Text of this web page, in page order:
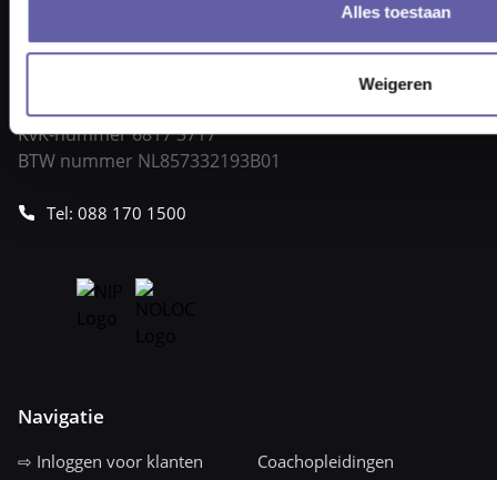
Alles toestaan
Weigeren
1114 AJ Amsterdam
Openingstijden: 08.30 – 17.30 uur
KvK-nummer 6817 3717
BTW nummer NL857332193B01
Tel: 088 170 1500
Navigatie
⇨ Inloggen voor klanten
Coachopleidingen